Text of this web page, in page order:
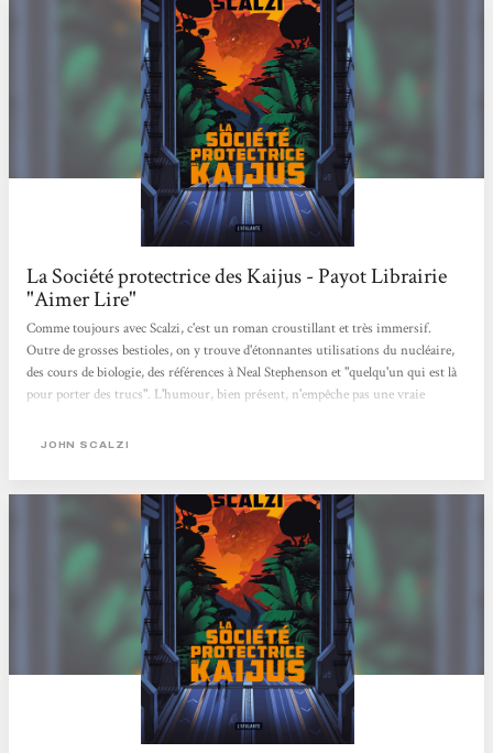
La Société protectrice des Kaijus - Payot Librairie
"Aimer Lire"
Comme toujours avec Scalzi, c'est un roman croustillant et très immersif.
Outre de grosses bestioles, on y trouve d'étonnantes utilisations du nucléaire,
des cours de biologie, des références à Neal Stephenson et "quelqu'un qui est là
pour porter des trucs". L'humour, bien présent, n'empêche pas une vraie
écrire ce livre que nous à le lire. Anne Sophie Schreyer - Payot Genève Rive
JOHN SCALZI